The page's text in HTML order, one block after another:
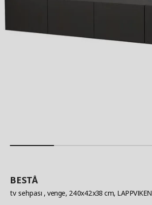
BESTÅ
tv sehpası , venge, 240x42x38 cm, LAPPVIKEN